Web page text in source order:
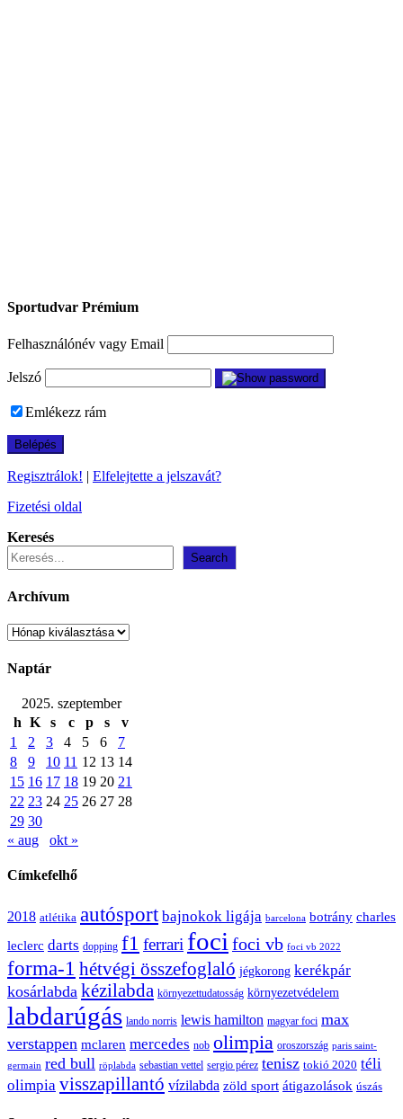
Sportudvar Prémium
Felhasználónév vagy Email
Jelszó
Emlékezz rám
Regisztrálok! | Elfelejtette a jelszavát?
Fizetési oldal
Keresés
Search
Archívum
Archívum
Naptár
2025. szeptember
h K s c p s
v
1
2 3 4 5 6
7
8
9 10 11 12 13 14
15 16 17 18 19 20 21
22 23 24 25 26 27 28
29 30
« aug
okt »
Címkefelhő
2018 atlétika autósport bajnokok ligája barcelona botrány charles
leclerc darts dopping f1 ferrari foci foci vb foci vb 2022
forma-1 hétvégi összefoglaló jégkorong kerékpár
kosárlabda kézilabda környezettudatosság környezetvédelem
labdarúgás lando norris lewis hamilton magyar foci max
verstappen mclaren mercedes nob olimpia oroszország paris saint-
germain red bull röplabda sebastian vettel sergio pérez tenisz tokió 2020 téli
olimpia visszapillantó vízilabda zöld sport átigazolások úszás